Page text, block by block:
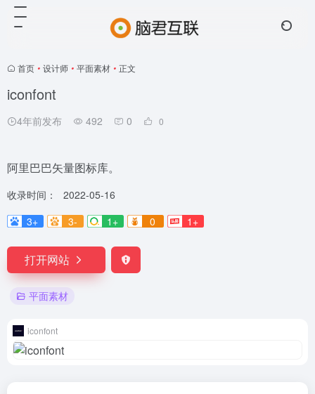
首页 • 设计师 • 平面素材 • 正文
iconfont
4年前发布 492 0 0
阿里巴巴矢量图标库。
收录时间：
2022-05-16
3+
3- 1+ 0 1+
打开网站
平面素材
iconfont